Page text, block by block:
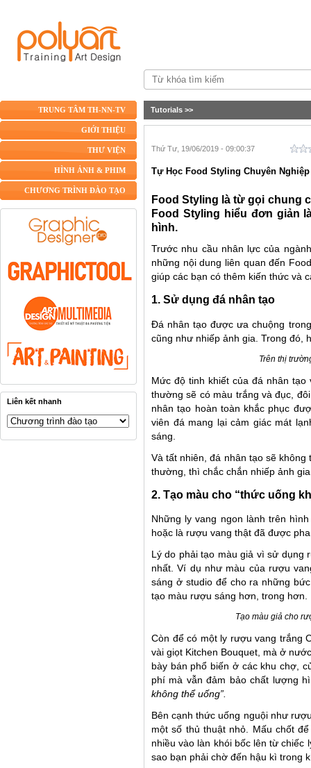
TRUNG TÂM TH-NN-TV
GIỚI THIỆU
THƯ VIỆN
HÌNH ẢNH & PHIM
CHƯƠNG TRÌNH ĐÀO TẠO
Liên kết nhanh
Tutorials >>
Thứ Tư, 19/06/2019 - 09:00:37
Tự Học Food Styling Chuyên
Food Styling là từ gọi chung
Food Styling hiểu đơn giản
hình.
Trước nhu cầu nhân lực của
những nội dung liên quan đến
giúp các bạn có thêm kiến thức và
1. Sử dụng đá nhân tạo
Đá nhân tạo được ưa chuộng
cũng như nhiếp ảnh gia. Trong đó,
Trên thị
Mức độ tinh khiết của đá nhân
thường sẽ có màu trắng và đục,
nhân tạo hoàn toàn khắc phục
viên đá mang lại cảm giác mát
sáng.
Và tất nhiên, đá nhân tạo sẽ
thường, thì chắc chắn nhiếp ảnh
2. Tạo màu cho “thức uống
Những ly vang ngon lành trên
hoặc là rượu vang thật đã được
Lý do phải tạo màu giả vì sử dụng
nhất. Ví dụ như màu của rượu
sáng ở studio để cho ra những
tạo màu rượu sáng hơn, trong hơn.
Tạo màu giả cho
Còn để có một ly rượu vang trắng
vài giọt Kitchen Bouquet, mà ở
bày bán phổ biến ở các khu chợ,
phí mà vẫn đảm bảo chất lượng
không thể uống”.
Bên cạnh thức uống nguội như
một số thủ thuật nhỏ. Mấu chốt
nhiều vào làn khói bốc lên từ chiếc
sao bạn phải chờ đến hậu kì trong